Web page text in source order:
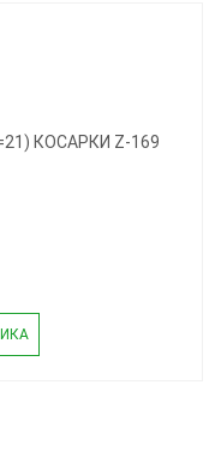
КОСАРКИ Z-169